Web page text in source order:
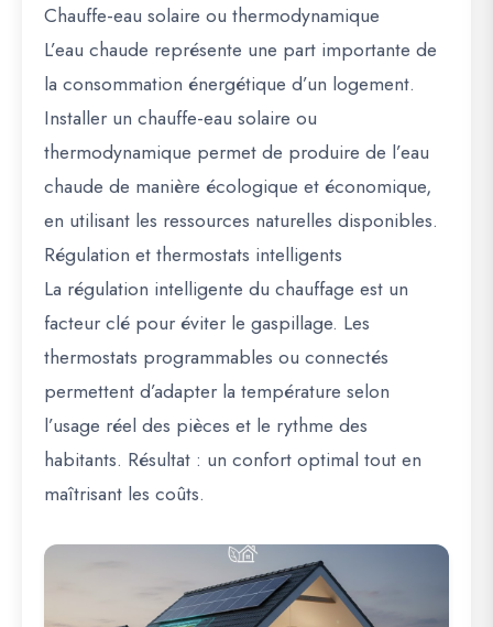
Chauffe-eau solaire ou thermodynamique
L’eau chaude représente une part importante de
la consommation énergétique d’un logement.
Installer un chauffe-eau solaire ou
thermodynamique permet de produire de l’eau
chaude de manière écologique et économique,
en utilisant les ressources naturelles disponibles.
Régulation et thermostats intelligents
La régulation intelligente du chauffage est un
facteur clé pour éviter le gaspillage. Les
thermostats programmables ou connectés
permettent d’adapter la température selon
l’usage réel des pièces et le rythme des
habitants. Résultat : un confort optimal tout en
maîtrisant les coûts.